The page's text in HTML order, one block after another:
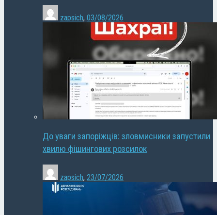
zapsich, 03/08/2026
До уваги запоріжців: зловмисники запустили
хвилю фішингових розсилок
zapsich, 23/07/2026